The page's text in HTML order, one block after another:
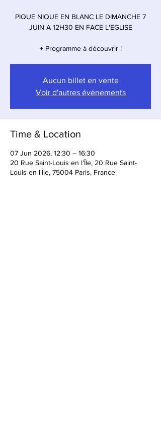
PIQUE NIQUE EN BLANC LE DIMANCHE 7
JUIN A 12H30 EN FACE L'EGLISE
+ Programme à découvrir !
Aucun billet en vente
Voir d'autres événements
Time & Location
07 Jun 2026, 12:30 – 16:30
20 Rue Saint-Louis en l'Île, 20 Rue Saint-
Louis en l'Île, 75004 Paris, France